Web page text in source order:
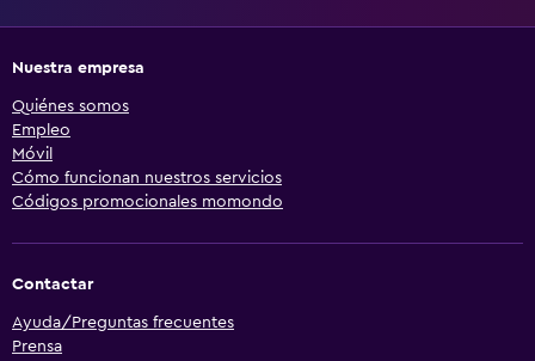
Nuestra empresa
Quiénes somos
Empleo
Móvil
Cómo funcionan nuestros servicios
Códigos promocionales momondo
Contactar
Ayuda/Preguntas frecuentes
Prensa